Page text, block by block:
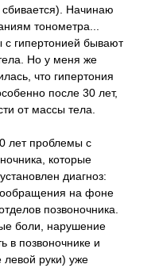
сбивается). Начинаю
тонометра...
гипертонией бывают
Но у меня же
что гипертония
после 30 лет,
от массы тела.
лет проблемы с
которые
диагноз:
на фоне
позвоночника.
боли, нарушение
в позвоночнике и
левой руки) уже